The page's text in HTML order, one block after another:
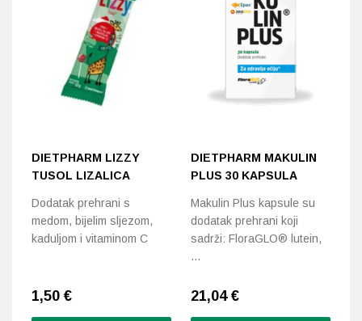
DIETPHARM LIZZY
TUSOL LIZALICA
Dodatak prehrani s
medom, bijelim sljezom,
kaduljom i vitaminom C
1,50 €
DIETPHARM MAKULIN
PLUS 30 KAPSULA
Makulin Plus kapsule su
dodatak prehrani koji
sadrži: FloraGLO® lutein,
…
21,04 €